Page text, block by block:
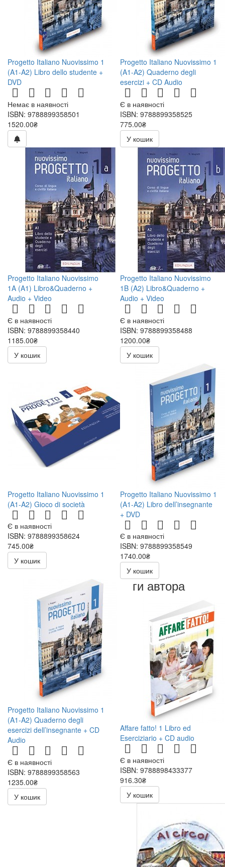
Progetto Italiano Nuovissimo 1
(A1-A2) Libro dello studente +
DVD
Немає в наявності
ISBN: 9788899358501
1520.00₴
Progetto Italiano Nuovissimo 1
(A1-A2) Quaderno degli
esercizi + CD Audio
Є в наявності
ISBN: 9788899358525
775.00₴
У кошик
Progetto Italiano Nuovissimo
1A (A1) Libro&Quaderno +
Audio + Video
Є в наявності
ISBN: 9788899358440
1185.00₴
У кошик
Progetto Italiano Nuovissimo
1B (A2) Libro&Quaderno +
Audio + Video
Є в наявності
ISBN: 9788899358488
1200.00₴
У кошик
Progetto Italiano Nuovissimo 1
(A1-A2) Gioco di società
Є в наявності
ISBN: 9788899358624
745.00₴
У кошик
Progetto Italiano Nuovissimo 1
(A1-A2) Libro dell’insegnante
+ DVD
Є в наявності
ISBN: 9788899358549
1740.00₴
У кошик
Progetto Italiano Nuovissimo 1
(A1-A2) Quaderno degli
esercizi dell’insegnante + CD
Audio
Є в наявності
ISBN: 9788899358563
1235.00₴
У кошик
Книги автора
Affare fatto! 1 Libro ed
Eserciziario + CD audio
Є в наявності
ISBN: 9788898433377
916.30₴
1078.00₴
У кошик